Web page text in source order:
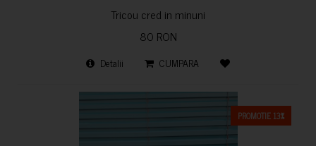
Tricou cred in minuni
80 RON
Detalii CUMPARA
PROMOTIE 13%